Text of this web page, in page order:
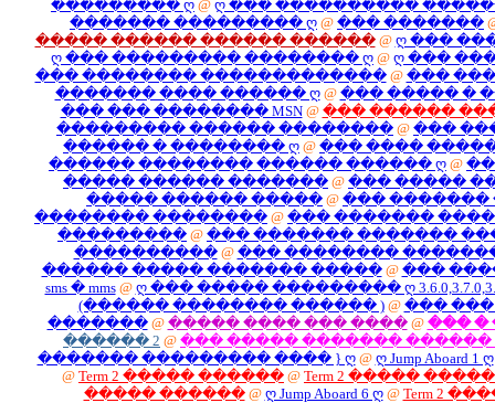
��������� ღ @ღ
�������
����� ������
ღ ��� ���������
��� ��������
������� ����
��� ��� ��������
���������
������ �
������ ��������
����� ������
����� ������
�������� ��������
��������� @���
���������� @
������ �����
sms � mms @ღ ��� �����
(������
������� @�����
������ 2 @���
������� ���������
@Term 2 �����
����� ������ @ღ